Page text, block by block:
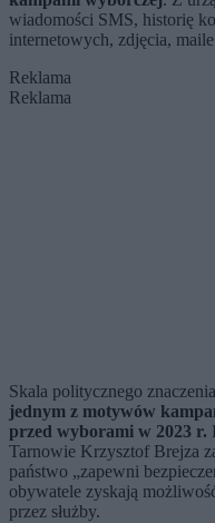
wiadomości SMS, historię
internetowych, zdjęcia,
Reklama
Reklama
Skala politycznego
jednym z motywów
przed wyborami w 2023 r.
Tarnowie Krzysztof Brejza
państwo „zapewni
obywatele zyskają
przez służby.